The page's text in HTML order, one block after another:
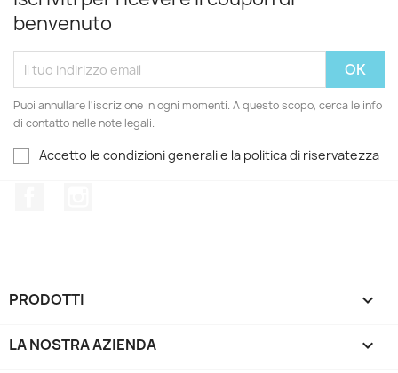
benvenuto
Puoi annullare l'iscrizione in ogni momenti. A questo scopo, cerca le info
di contatto nelle note legali.
Accetto le condizioni generali e la politica di riservatezza
PRODOTTI 
LA NOSTRA AZIENDA 